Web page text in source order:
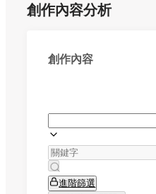
創作內容分析
創作內容
進階篩選